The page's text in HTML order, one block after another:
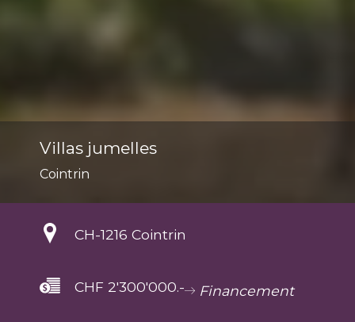
Villas jumelles
Cointrin
CH-1216 Cointrin
CHF 2'300'000.- Financement